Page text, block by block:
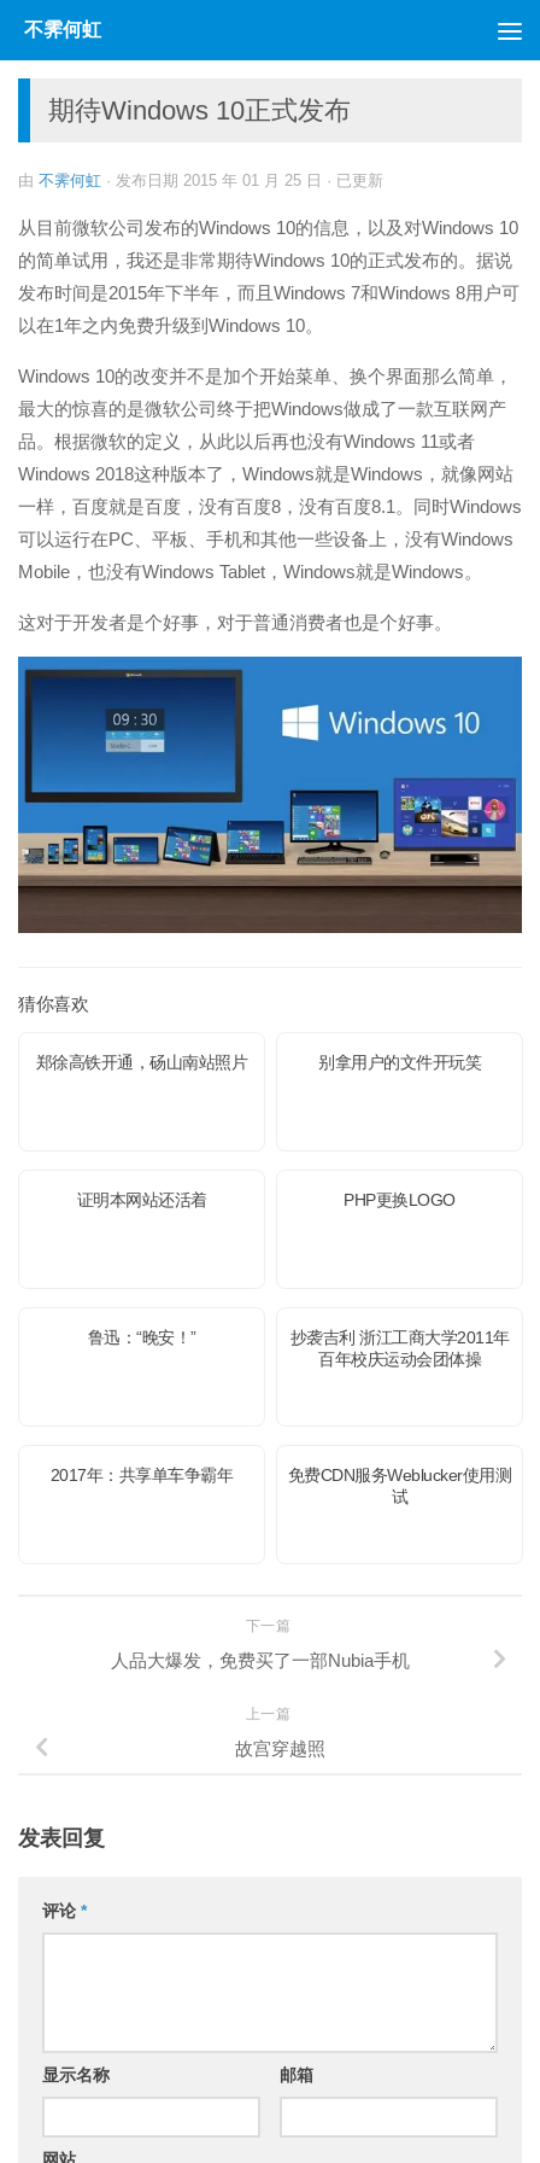
跳至内容
不霁何虹
期待Windows 10正式发布
由 不霁何虹 · 发布日期 2015 年 01 月 25 日 · 已更新
从目前微软公司发布的Windows 10的信息，以及对Windows 10
的简单试用，我还是非常期待Windows 10的正式发布的。据说
发布时间是2015年下半年，而且Windows 7和Windows 8用户可
以在1年之内免费升级到Windows 10。
Windows 10的改变并不是加个开始菜单、换个界面那么简单，
最大的惊喜的是微软公司终于把Windows做成了一款互联网产
品。根据微软的定义，从此以后再也没有Windows 11或者
Windows 2018这种版本了，Windows就是Windows，就像网站
一样，百度就是百度，没有百度8，没有百度8.1。同时Windows
可以运行在PC、平板、手机和其他一些设备上，没有Windows
Mobile，也没有Windows Tablet，Windows就是Windows。
这对于开发者是个好事，对于普通消费者也是个好事。
猜你喜欢
郑徐高铁开通，砀山南站照片 别拿用户的文件开玩笑
证明本网站还活着 PHP更换LOGO
鲁迅：“晚安！”
抄袭吉利 浙江工商大学2011年
百年校庆运动会团体操
2017年：共享单车争霸年
免费CDN服务Weblucker使用测
试
下一篇
人品大爆发，免费买了一部Nubia手机
上一篇
故宫穿越照
发表回复
评论 *
显示名称 邮箱